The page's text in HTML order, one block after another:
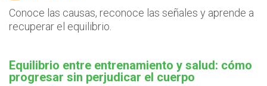
Conoce las causas, reconoce las señales y aprende a
recuperar el equilibrio.
Equilibrio entre entrenamiento y salud: cómo
progresar sin perjudicar el cuerpo